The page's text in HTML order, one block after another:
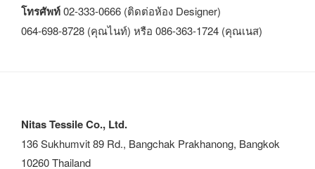
โทรศัพท์02-333-0666 (ติดต่อห้อง Designer)
064-698-8728 (คุณไนท์) หรือ 086-363-1724 (คุณเนส)
Nitas Tessile Co., Ltd.
136 Sukhumvit 89 Rd., Bangchak Prakhanong, Bangkok
10260 Thailand